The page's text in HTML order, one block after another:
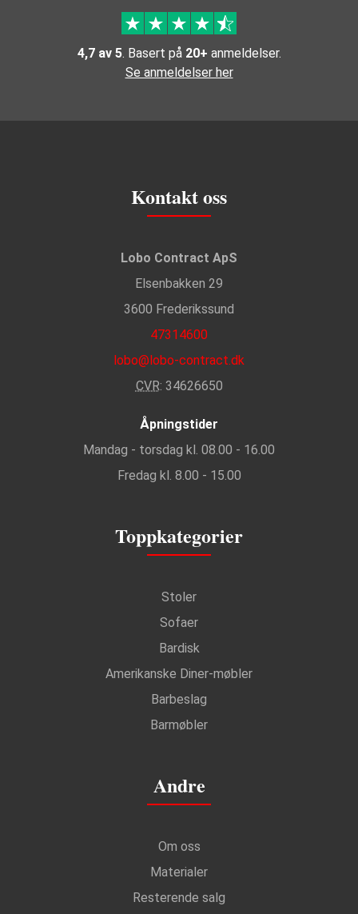
4,7 av 5. Basert på 20+ anmeldelser.
Se anmeldelser her
Kontakt oss
Lobo Contract ApS
Elsenbakken 29
3600 Frederikssund
47314600
lobo@lobo-contract.dk
CVR: 34626650
Åpningstider
Mandag - torsdag kl. 08.00 - 16.00
Fredag kl. 8.00 - 15.00
Toppkategorier
Stoler
Sofaer
Bardisk
Amerikanske Diner-møbler
Barbeslag
Barmøbler
Andre
Om oss
Materialer
Resterende salg